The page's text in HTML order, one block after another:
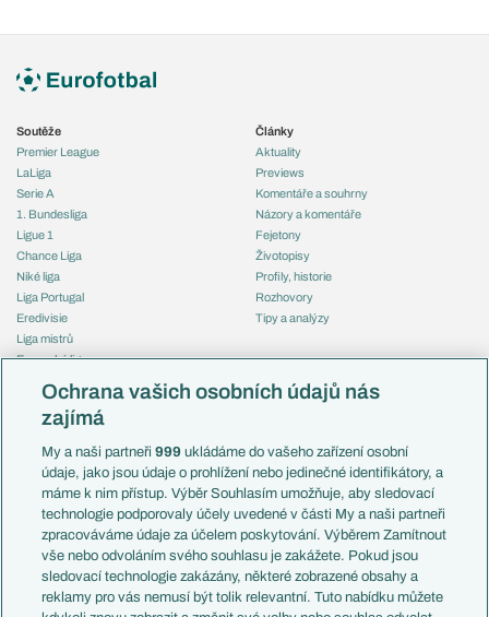
Soutěže
Premier League
LaLiga
Serie A
1. Bundesliga
Ligue 1
Chance Liga
Niké liga
Liga Portugal
Eredivisie
Liga mistrů
Evropská liga
Mistrovství světa
Liga národů
Témata
Představení týmů MS
EuroSkauting
PL v kostce
Evropské koeficienty
Přestupy
Přestupové spekulace
Zranění
Články
Aktuality
Previews
Komentáře a souhrny
Názory a komentáře
Fejetony
Životopisy
Profily, historie
Rozhovory
Tipy a analýzy
Česko
Francie
Itálie
Německo
Španělsko
Argentina
Brazílie
Přestupy
Ochrana vašich osobních údajů nás
zajímá
My a naši partneři999 ukládáme do vašeho zařízení osobní
údaje, jako jsou údaje o prohlížení nebo jedinečné identifikátory, a
máme k nim přístup. Výběr Souhlasím umožňuje, aby sledovací
technologie podporovaly účely uvedené v části My a naši partneři
zpracováváme údaje za účelem poskytování. Výběrem Zamítnout
vše nebo odvoláním svého souhlasu je zakážete. Pokud jsou
sledovací technologie zakázány, některé zobrazené obsahy a
reklamy pro vás nemusí být tolik relevantní. Tuto nabídku můžete